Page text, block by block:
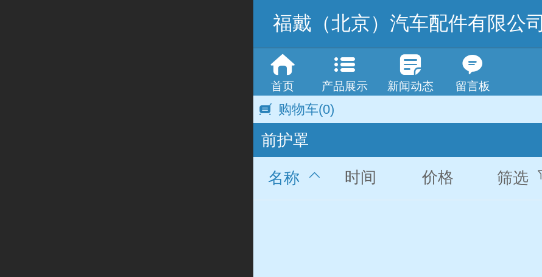
福戴（北京）汽车配件有限公司
首页 产品展示 新闻动态 留言板
购物车(0)
前护罩
名称 时间 价格 筛选